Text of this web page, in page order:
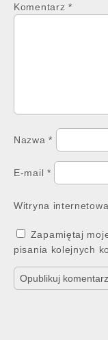
Komentarz *
Nazwa*
E-mail *
Witryna internetowa
Zapamiętaj
pisania kolejnych